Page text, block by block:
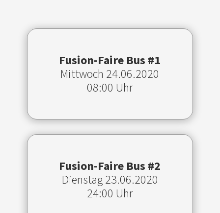
Fusion-Faire Bus #1
Mittwoch 24.06.2020
08:00 Uhr
Fusion-Faire Bus #2
Dienstag 23.06.2020
24:00 Uhr